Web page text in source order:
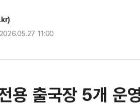
11:00
용 출국장 5개 운